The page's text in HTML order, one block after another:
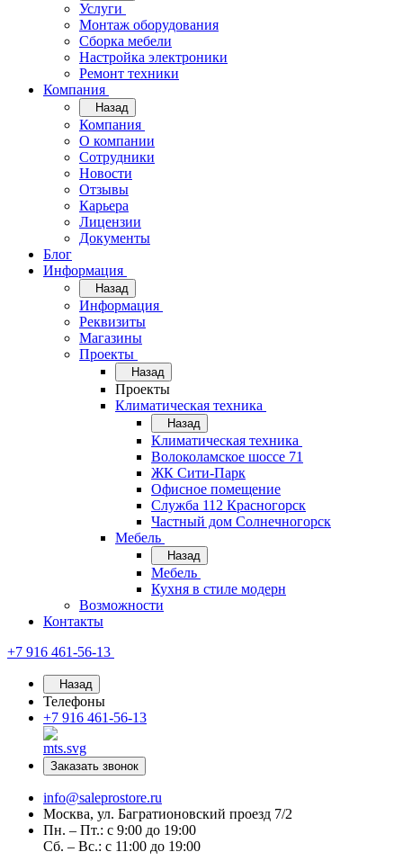
Услуги
Монтаж оборудования
Сборка мебели
Настройка электроники
Ремонт техники
Компания
Назад
Компания
О компании
Сотрудники
Новости
Отзывы
Карьера
Лицензии
Документы
Блог
Информация
Назад
Информация
Реквизиты
Магазины
Проекты
Назад
Проекты
Климатическая техника
Назад
Климатическая техника
Волоколамское шоссе 71
ЖК Сити-Парк
Офисное помещение
Служба 112 Красногорск
Частный дом Солнечногорск
Мебель
Назад
Мебель
Кухня в стиле модерн
Возможности
Контакты
+7 916 461-56-13
Назад
Телефоны
+7 916 461-56-13
Заказать звонок
info@saleprostore.ru
Москва, ул. Багратионовский проезд 7/2
Пн. – Пт.: с 9:00 до 19:00
Сб. – Вс.: с 11:00 до 19:00